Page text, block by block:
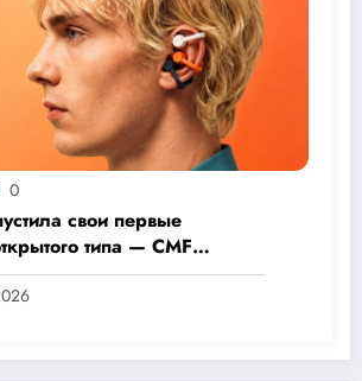
0
свои первые
типа — CMF